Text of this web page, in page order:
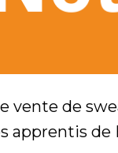
vente de
apprentis de